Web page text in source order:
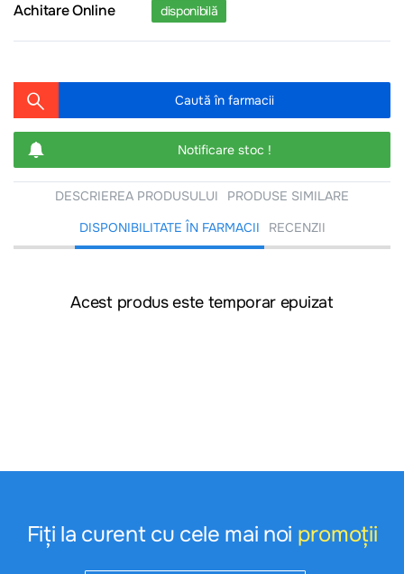
Achitare Online
disponibilă
Caută în farmacii
Notificare stoc !
DESCRIEREA PRODUSULUI
PRODUSE SIMILARE
DISPONIBILITATE ÎN FARMACII
RECENZII
Acest produs este temporar epuizat
Fiți la curent cu cele mai noi promoții